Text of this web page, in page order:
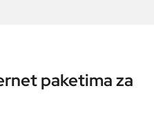
paketima za